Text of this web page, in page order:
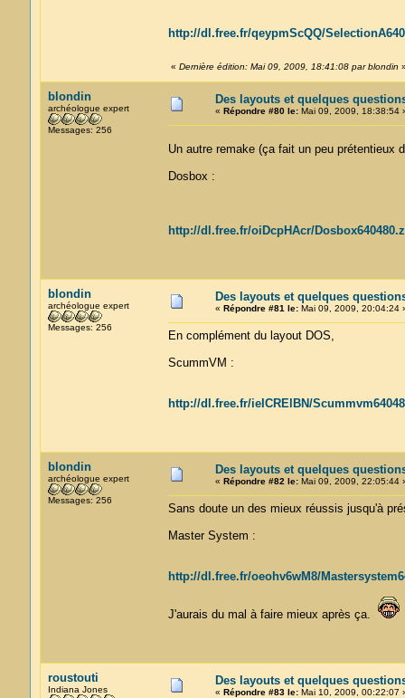
http://dl.free.fr/qeypmScQQ/
« Dernière édition: Mai 09, 2009, 18:41:08 par blondin
blondin
archéologue expert
Messages: 256
Des layouts et quelques
« Répondre #80 le:Mai 09, 2009, 18:38:54
Un autre remake (ça fait un peu
Dosbox :
http://dl.free.fr/oiDcpHAcr/
blondin
archéologue expert
Messages: 256
Des layouts et quelques
« Répondre #81 le:Mai 09, 2009, 20:04:24
En complément du layout DOS,
ScummVM :
http://dl.free.fr/ieICRElBN/
blondin
archéologue expert
Messages: 256
Des layouts et quelques
« Répondre #82 le:Mai 09, 2009, 22:05:44
Sans doute un des mieux réussis jusqu'à
Master System :
http://dl.free.fr/oeohv6wM8/
J'aurais du mal à faire mieux après ça.
roustouti
Indiana Jones
Des layouts et quelques
« Répondre #83 le:Mai 10, 2009, 00:22:07